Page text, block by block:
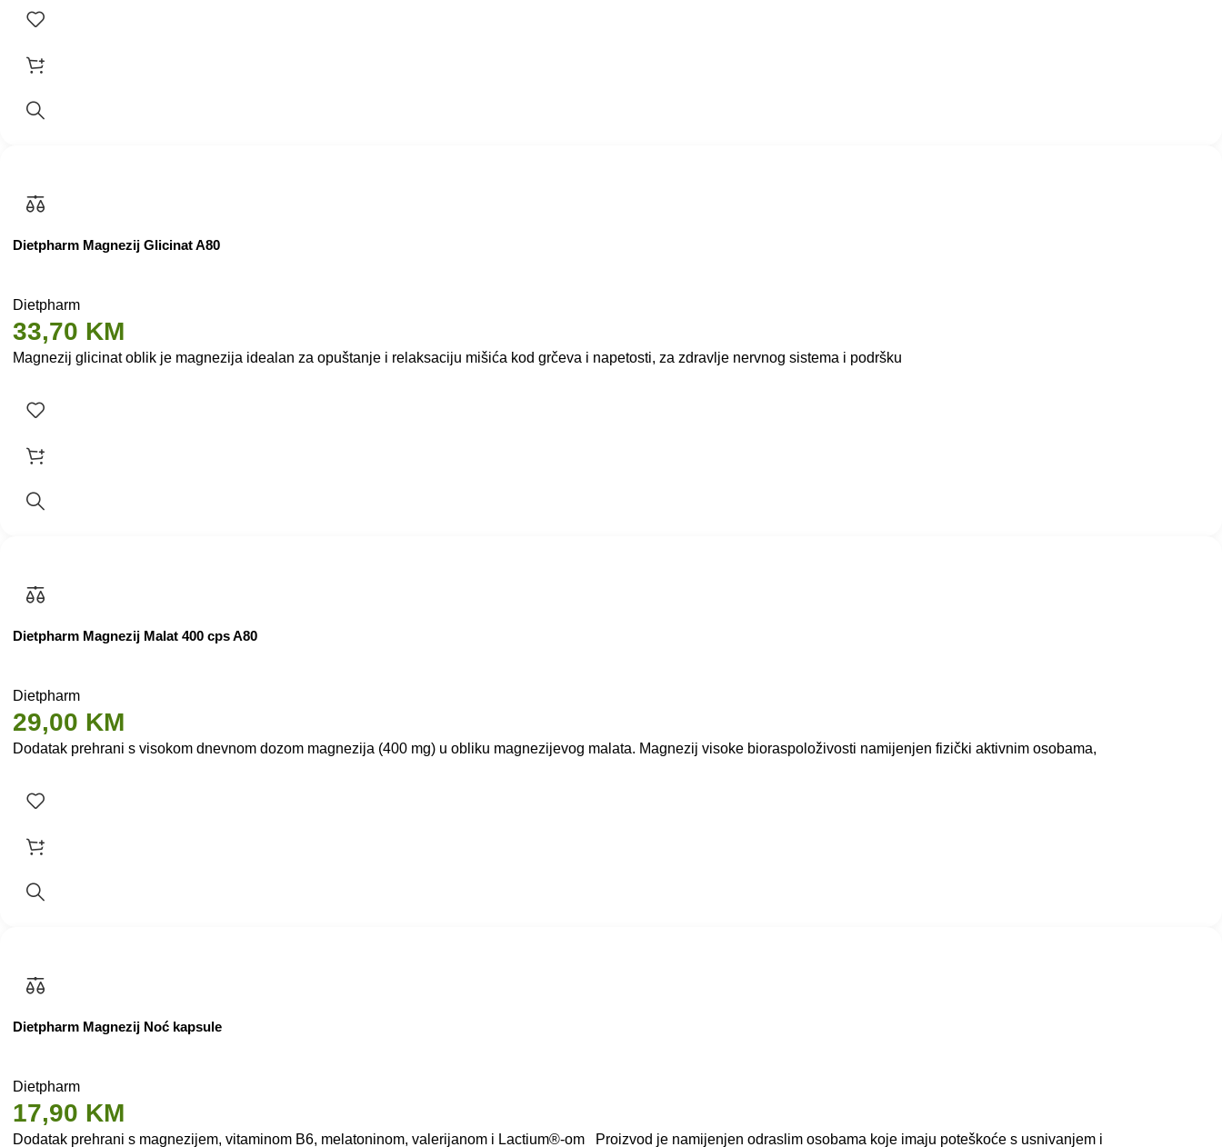
Dietpharm Magnezij Glicinat A80
Dietpharm
33,70 KM
Magnezij glicinat oblik je magnezija idealan za opuštanje i relaksaciju mišića kod grčeva i napetosti, za zdravlje nervnog sistema i podršku
Dietpharm Magnezij Malat 400 cps A80
Dietpharm
29,00 KM
Dodatak prehrani s visokom dnevnom dozom magnezija (400 mg) u obliku magnezijevog malata. Magnezij visoke bioraspoloživosti namijenjen fizički aktivnim osobama,
Dietpharm Magnezij Noć kapsule
Dietpharm
17,90 KM
Dodatak prehrani s magnezijem, vitaminom B6, melatoninom, valerijanom i Lactium®-om Proizvod je namijenjen odraslim osobama koje imaju poteškoće s usnivanjem i